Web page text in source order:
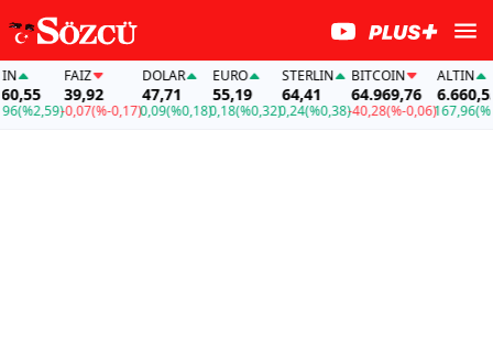
FAİZ
39,92
-0,07(%-0,17)
DOLAR
47,71
0,09(%0,18)
EURO
55,19
0,18(%0,32)
STERLIN
64,41
0,24(%0,38)
BITCOIN
64.969,76
-40,28(%-0,06)
ALTIN
6.660,55
167,96